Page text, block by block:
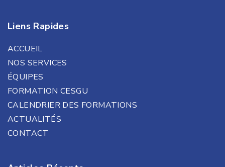
Liens Rapides
ACCUEIL
NOS SERVICES
ÉQUIPES
FORMATION CESGU
CALENDRIER DES FORMATIONS
ACTUALITÉS
CONTACT